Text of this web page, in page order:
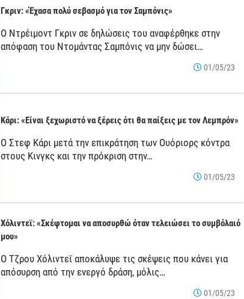
Γκριν: «Έχασα πολύ σεβασμό για τον Σαμπόνις»
Ο Ντρέιμοντ Γκριν σε δηλώσεις του αναφέρθηκε στην
απόφαση του Ντομάντας Σαμπόνις να μην δώσει…
01/05/23
Κάρι: «Είναι ξεχωριστό να ξέρεις ότι θα παίξεις με τον Λεμπρόν»
Ο Στεφ Κάρι μετά την επικράτηση των Ουόριορς κόντρα
στους Κινγκς και την πρόκριση στην…
01/05/23
Χόλιντεϊ: «Σκέφτομαι να αποσυρθώ όταν τελειώσει το συμβόλαιό
μου»
Ο Τζρου Χόλιντεϊ αποκάλυψε τις σκέψεις που κάνει για
απόσυρση από την ενεργό δράση, μόλις…
01/05/23